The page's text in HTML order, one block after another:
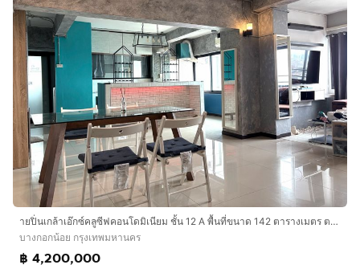
ายปิ่นเกล้าเอ๊กซ์คลูซีฟคอนโดมิเนียม ชั้น 12 A พื้นที่ขนาด 142 ตารางเมตร ตกแต่งทันสมัย
บางกอกน้อย กรุงเทพมหานคร
฿ 4,200,000